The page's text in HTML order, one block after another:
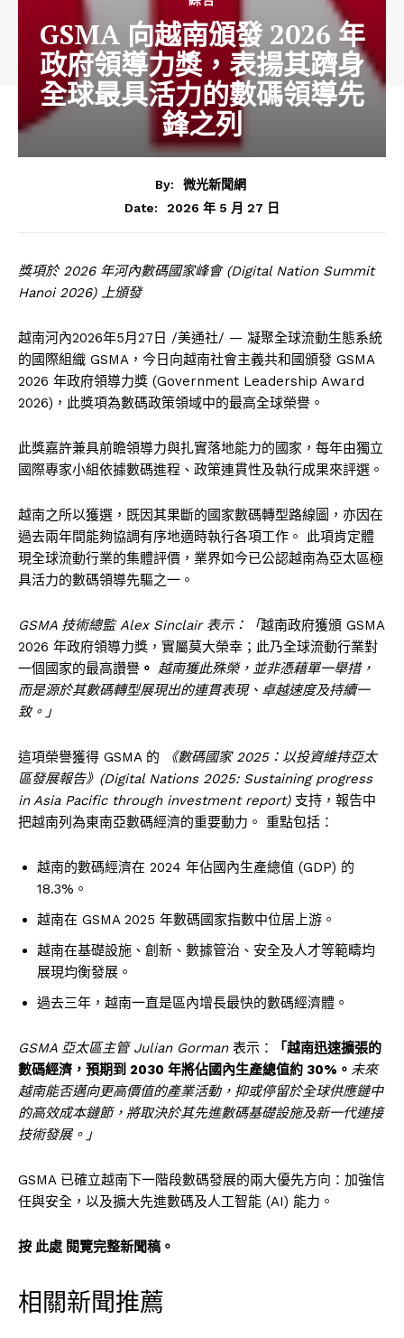
GSMA 向越南頒發 2026 年
政府領導力獎，表揚其躋身
全球最具活力的數碼領導先
鋒之列
By:
微光新聞網
Date:
2026 年 5 月 27 日
獎項於2026 年河內數碼國家峰會(Digital Nation Summit
Hanoi 2026) 上頒發
越南河內2026年5月27日 /美通社/ — 凝聚全球流動生態系統
的國際組織 GSMA，今日向越南社會主義共和國頒發 GSMA
2026 年政府領導力獎 (Government Leadership Award
2026)，此獎項為數碼政策領域中的最高全球榮譽。
此獎嘉許兼具前瞻領導力與扎實落地能力的國家，每年由獨立
國際專家小組依據數碼進程、政策連貫性及執行成果來評選。
越南之所以獲選，既因其果斷的國家數碼轉型路線圖，亦因在
過去兩年間能夠協調有序地適時執行各項工作。 此項肯定體
現全球流動行業的集體評價，業界如今已公認越南為亞太區極
具活力的數碼領導先驅之一。
GSMA 技術總監 Alex Sinclair 表示：「越南政府獲頒 GSMA
2026 年政府領導力獎，實屬莫大榮幸；此乃全球流動行業對
一個國家的最高讚譽 。 越南獲此殊榮，並非憑藉單一舉措，
而是源於其數碼轉型展現出的連貫表現、卓越速度及持續一
致。」
這項榮譽獲得 GSMA 的 《數碼國家2025：以投資維持亞太
區發展報告》 (Digital Nations 2025: Sustaining progress
in Asia Pacific through investment report)支持，報告中
把越南列為東南亞數碼經濟的重要動力。 重點包括：
越南的數碼經濟在 2024 年佔國內生產總值 (GDP) 的
18.3%。
越南在 GSMA 2025 年數碼國家指數中位居上游。
越南在基礎設施、創新、數據管治、安全及人才等範疇均
展現均衡發展。
過去三年，越南一直是區內增長最快的數碼經濟體。
GSMA 亞太區主管 Julian Gorman表示：
「越南迅速擴張的
數碼經濟，預期到 2030 年將佔國內生產總值約 30%。 未來
越南能否邁向更高價值的產業活動，抑或停留於全球供應鏈中
的高效成本鏈節，將取決於其先進數碼基礎設施及新一代連接
技術發展。」
GSMA 已確立越南下一階段數碼發展的兩大優先方向：加強信
任與安全，以及擴大先進數碼及人工智能 (AI) 能力。
按 此處 閱覽完整新聞稿。
相關新聞推薦